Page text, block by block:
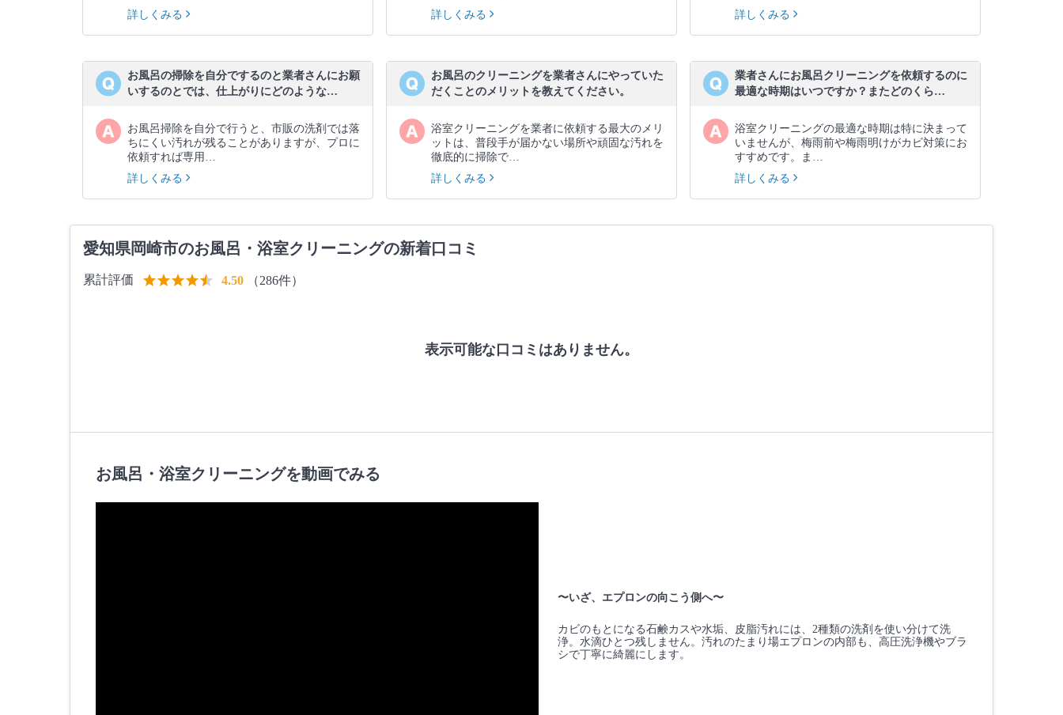
詳しくみる
詳しくみる
詳しくみる
お風呂の掃除を自分でするのと業者さんにお願
いするのとでは、仕上がりにどのような…
お風呂掃除を自分で行うと、市販の洗剤では落
ちにくい汚れが残ることがありますが、プロに
依頼すれば専用…
詳しくみる
お風呂のクリーニングを業者さんにやっていた
だくことのメリットを教えてください。
浴室クリーニングを業者に依頼する最大のメリ
ットは、普段手が届かない場所や頑固な汚れを
徹底的に掃除で…
詳しくみる
業者さんにお風呂クリーニングを依頼するのに
最適な時期はいつですか？またどのくら…
浴室クリーニングの最適な時期は特に決まって
いませんが、梅雨前や梅雨明けがカビ対策にお
すすめです。ま…
詳しくみる
愛知県岡崎市のお風呂・浴室クリーニングの新着口コミ
累計評価 4.50 （286件）
表示可能な口コミはありません。
お風呂・浴室クリーニングを動画でみる
〜いざ、エプロンの向こう側へ〜
カビのもとになる石鹸カスや水垢、皮脂汚れには、2種類の洗剤を使い分けて洗
浄。水滴ひとつ残しません。汚れのたまり場エプロンの内部も、高圧洗浄機やブラ
シで丁寧に綺麗にします。